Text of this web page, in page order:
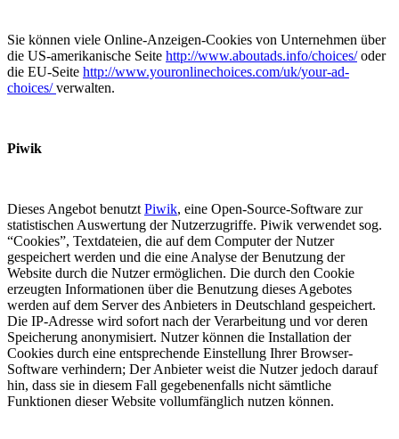
Sie können viele Online-Anzeigen-Cookies von Unternehmen über
die US-amerikanische Seite http://www.aboutads.info/choices/oder
die EU-Seite http://www.youronlinechoices.com/uk/your-ad-
choices/verwalten.
Piwik
Dieses Angebot benutztPiwik, eine Open-Source-Software zur
statistischen Auswertung der Nutzerzugriffe. Piwik verwendet sog.
“Cookies”, Textdateien, die auf dem Computer der Nutzer
gespeichert werden und die eine Analyse der Benutzung der
Website durch die Nutzer ermöglichen. Die durch den Cookie
erzeugten Informationen über die Benutzung dieses Agebotes
werden auf dem Server des Anbieters in Deutschland gespeichert.
Die IP-Adresse wird sofort nach der Verarbeitung und vor deren
Speicherung anonymisiert. Nutzer können die Installation der
Cookies durch eine entsprechende Einstellung Ihrer Browser-
Software verhindern; Der Anbieter weist die Nutzer jedoch darauf
hin, dass sie in diesem Fall gegebenenfalls nicht sämtliche
Funktionen dieser Website vollumfänglich nutzen können.